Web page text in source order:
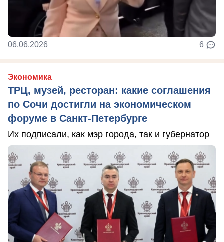
06.06.2026 6
Экономика
ТРЦ, музей, ресторан: какие соглашения
по Сочи достигли на экономическом
форуме в Санкт-Петербурге
Их подписали, как мэр города, так и губернатор